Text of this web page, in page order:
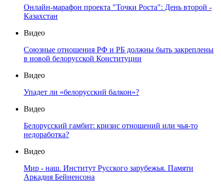
Онлайн-марафон проекта "Точки Роста": День второй -
Казахстан
Видео
Союзные отношения РФ и РБ должны быть закреплены
в новой белорусской Конституции
Видео
Упадет ли «белорусский балкон»?
Видео
Белорусский гамбит: кризис отношений или чья-то
недоработка?
Видео
Мир - наш. Институт Русского зарубежья. Памяти
Аркадия Бейненсона